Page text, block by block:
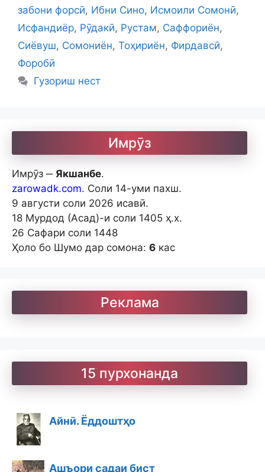
забони форсӣ, Ибни Сино, Исмоили Сомонӣ,
Исфандиёр, Рӯдакӣ, Рустам, Саффориён,
Сиёвуш, Сомониён, Тоҳириён, Фирдавсӣ,
Форобӣ
Гузориш нест
Имрӯз
Имрӯз ‒ Якшанбе.
zarowadk.com. Соли 14-уми пахш.
9 августи соли 2026 исавӣ.
18 Мурдод (Асад)-и соли 1405 ҳ.х.
26 Сафари соли 1448
Ҳоло бо Шумо дар сомона: 6 кас
Реклама
15 пурхонанда
Айнӣ. Ёддоштҳо
Ашъори садаи бист